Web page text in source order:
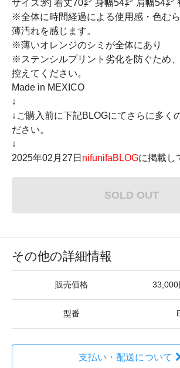
サイズ:約 着丈70㌢ 身幅54㌢ 肩幅54㌢
※全体に時間経過による使用感・色むら
薄汚れを感じます。
※薄いオレンジのシミが全体にあり
※ステンシルプリント劣化を防ぐため
控えてください。
Made in MEXICO
↓
↓ご購入前に下記BLOGにてさらに多く
ださい。
↓
2025年02月27日 nifunifaBLOGに掲載し
SOLD OUT
その他の詳細情報
販売価格 33,000
型番
支払い・配送について